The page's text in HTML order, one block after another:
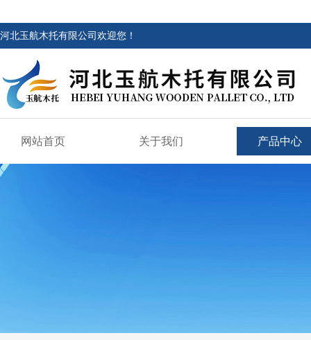
河北玉航木托有限公司欢迎您！
网站首页 关于我们 产品中心